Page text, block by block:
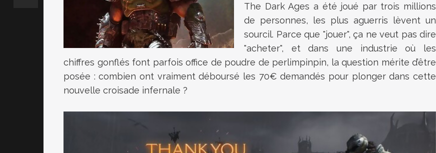
The Dark Ages a été joué par trois millions
de personnes, les plus aguerris lèvent un
sourcil. Parce que "jouer", ça ne veut pas dire
"acheter", et dans une industrie où les
chiffres gonflés font parfois office de poudre de perlimpinpin, la question mérite d’être
posée : combien ont vraiment déboursé les 70€ demandés pour plonger dans cette
nouvelle croisade infernale ?